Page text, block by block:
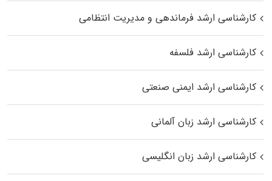
کارشناسی ارشد فرماندهی و مدیریت انتظامی
کارشناسی ارشد فلسفه
کارشناسی ارشد ایمنی صنعتی
کارشناسی ارشد زبان آلمانی
کارشناسی ارشد زبان انگلیسی